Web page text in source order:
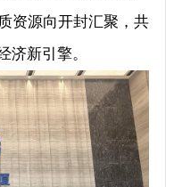
资源向开封汇聚，共
济新引擎。